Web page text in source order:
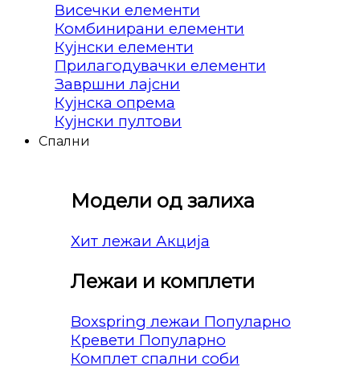
Висечки елементи
Комбинирани елементи
Кујнски елементи
Прилагодувачки елементи
Завршни лајсни
Кујнска опрема
Кујнски пултови
Спални
Модели од залиха
Хит лежаи
Лежаи и комплети
Boxspring лежаи
Кревети
Комплет спални соби